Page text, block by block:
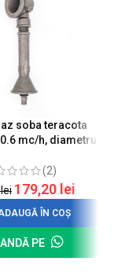
soba teracota
0.6 mc/h, diametru
(2)
lei 179,20 lei
ÎN COȘ
PE